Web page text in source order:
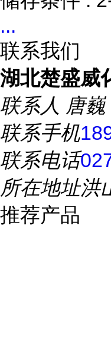
...
联系我们
湖北楚盛威
联系人 唐巍
联系手机
联系电话
所在地址洪
推荐产品